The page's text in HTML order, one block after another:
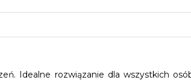
Idealne rozwiązanie dla wszystkich